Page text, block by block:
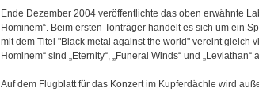
Ende Dezember 2004 veröffentlichte das oben erwähnte
Hominem“. Beim ersten Tonträger handelt es sich um ein
mit dem Titel "Black metal against the world" vereint gleich
Hominem“ sind „Eternity“, „Funeral Winds“ und „Leviathan“
Auf dem Flugblatt für das Konzert im Kupferdächle wird